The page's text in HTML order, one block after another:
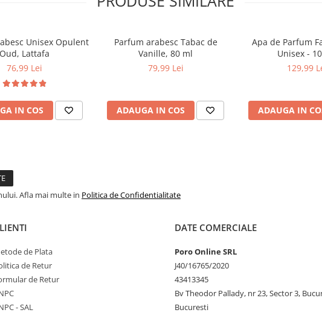
Unisex Opulent
Oud, Lattafa
76,99 Lei
IN COS
Parfum arabesc Tabac de
Vanille, 80 ml
79,99 Lei
ADAUGA IN COS
Apa de Parfum
Unisex -
129,99
ADAUGA IN
Afla mai multe in Politica de Confidentialitate
de Plata
de Retur
de Retur
- SAL
DATE COMERCIALE
Poro Online SRL
J40/16765/2020
43413345
Bv Theodor Pallady, nr 23, Sector 3,
Bucuresti